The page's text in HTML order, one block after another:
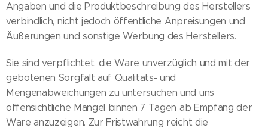
Angaben und die Produktbeschreibung des Herstellers
verbindlich, nicht jedoch öffentliche Anpreisungen und
Äußerungen und sonstige Werbung des Herstellers.
Sie sind verpflichtet, die Ware unverzüglich und mit der
gebotenen Sorgfalt auf Qualitäts- und
Mengenabweichungen zu untersuchen und uns
offensichtliche Mängel binnen 7 Tagen ab Empfang der
Ware anzuzeigen. Zur Fristwahrung reicht die